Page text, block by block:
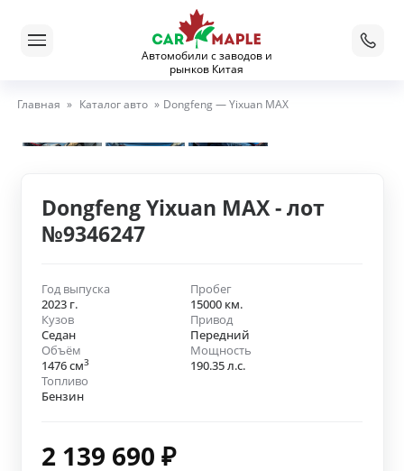
Автомобили с заводов и
рынков Китая
Главная » Каталог авто » Dongfeng — Yixuan MAX
Dongfeng Yixuan MAX - лот
№9346247
Год выпуска
2023 г.
Пробег
15000 км.
Кузов
Седан
Привод
Передний
Объём
1476 см3
Мощность
190.35 л.с.
Топливо
Бензин
2 139 690 ₽